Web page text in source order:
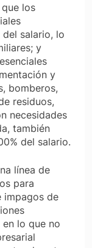
los
del salario, lo
y
y
bomberos,
residuos,
necesidades
también
del salario.
línea de
para
impagos de
lo que no